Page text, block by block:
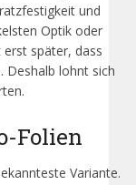
und
Optik oder
später, dass
Deshalb lohnt sich
Folien
Variante.